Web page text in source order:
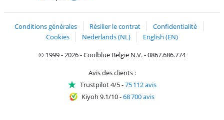
Conditions générales Résilier le contrat
Confidentialité
Cookies
Nederlands (NL)
English (EN)
© 1999 - 2026 - Coolblue België N.V. - 0867.686.774
Avis des clients :
Trustpilot 4/5-75 112 avis
Kiyoh 9.1/10-68 700 avis